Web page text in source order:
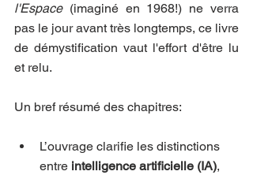
l'Espace (imaginé en 1968!) ne verra
pas le jour avant très longtemps, ce livre
de démystification vaut l'effort d'être lu
et relu.
Un bref résumé des chapitres:
L’ouvrage clarifie les distinctions
entre intelligence artificielle (IA),